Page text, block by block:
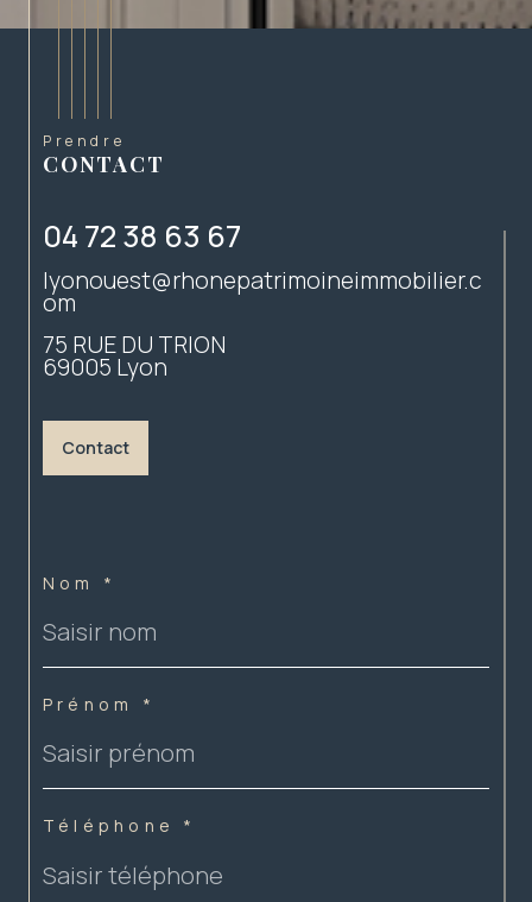
Nom *
Prénom *
Téléphone *
Prendre
CONTACT
04 72 38 63 67
lyonouest@rhonepatrimoineimmobilier.c
om
75 RUE DU TRION
69005 Lyon
Contact